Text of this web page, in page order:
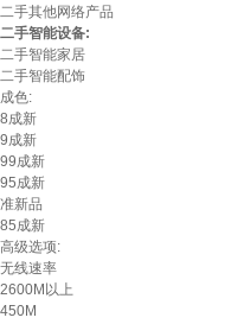
二手其他网络产品
二手智能设备:
二手智能家居
二手智能配饰
成色:
8成新
9成新
99成新
95成新
准新品
85成新
高级选项:
无线速率
2600M以上
450M